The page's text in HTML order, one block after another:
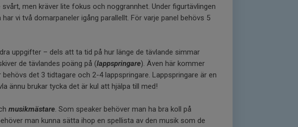
men kräver lite fokus och noggrannhet. Under figurtävlingen
vi två domarpaneler igång parallellt. För varje panel behövs 5
uppgifter – dels att ta tid på hur länge de tävlande simmar
de tävlandes poäng på (lappspringare). Även här kommer
det 3 tidtagare och 2-4 lappspringare. Lappspringare är en
ännu brukar tycka det är kul att hjälpa till med!
musikmästare. Som speaker behöver man ha bra koll på
man kunna sätta ihop en spellista av den musik som de